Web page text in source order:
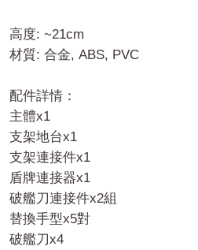
高度: ~21cm
材質: 合金, ABS, PVC
配件詳情：
主體x1
支架地台x1
支架連接件x1
盾牌連接器x1
破艦刀連接件x2組
替換手型x5對
破艦刀x4